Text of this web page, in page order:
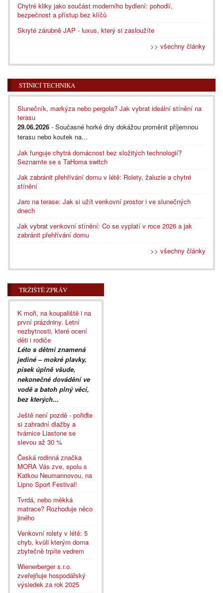
Chytré kliky jako součást moderního bydlení: pohodlí,
bezpečnost a přístup bez klíčů
Skryté zárubně JAP - luxus, který si zasloužíte
>> všechny články
STÍNICÍ TECHNIKA
Slunečník, markýza nebo pergola? Jak vybrat ideální stínění na
terasu
29.06.2026 - Současné horké dny dokážou proměnit příjemnou
terasu nebo koutek na...
Jak funguje chytrá domácnost bez složitých technologií?
Seznamte se s TaHoma switch
Jak zabránit přehřívání domu v létě: Rolety, žaluzie a chytré
stínění
Jaro na terase: Jak si užít venkovní prostor i ve slunečných
dnech
Jak vybrat venkovní stínění: Co se vyplatí v roce 2026 a jak
zabránit přehřívání domu
>> všechny články
TRŽIŠTĚ ZPRÁV
K moři, na koupaliště i na
první prázdniny. Letní
nezbytnosti, které ocení
děti i rodiče
Léto s dětmi znamená
jediné – mokré plavky,
písek úplně všude,
nekonečné dovádění ve
vodě a batoh plný věcí,
bez kterých...
Ještě není pozdě - pořiďte
si zahradní dlažby a
tvárnice Liastone se
slevou až 30 %
Česká rodinná značka
MORA Vás zve, spolu s
Katkou Neumannovou, na
Lipno Sport Festival!
Tvrdá, nebo měkká
matrace? Rozhoduje něco
jiného
Venkovní rolety v létě: 5
chyb, kvůli kterým doma
zbytečně trpíte vedrem
Wienerberger s.r.o.
zveřejňuje hospodářský
výsledek za rok 2025